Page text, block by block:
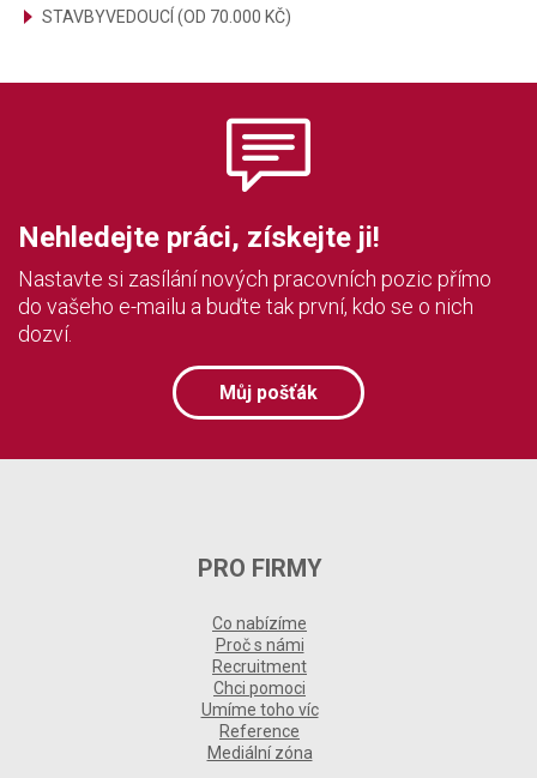
STAVBYVEDOUCÍ (OD 70.000 KČ)
Nehledejte práci, získejte ji!
Nastavte si zasílání nových pracovních pozic přímo
do vašeho e-mailu a buďte tak první, kdo se o nich
dozví.
Můj pošťák
PRO FIRMY
Co nabízíme
Proč s námi
Recruitment
Chci pomoci
Umíme toho víc
Reference
Mediální zóna